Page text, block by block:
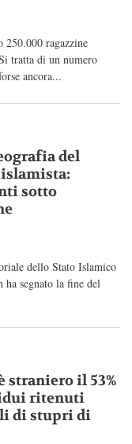
250.000 ragazzine
tratta di un numero
ancora...
del
sotto
dello Stato Islamico
segnato la fine del
straniero il 53%
ritenuti
di stupri di